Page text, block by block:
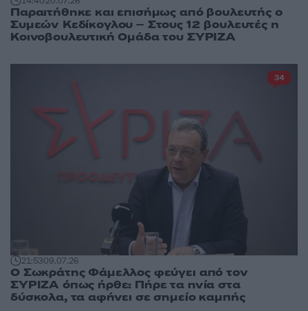
Παραιτήθηκε και επισήμως από βουλευτής ο
Συμεών Κεδίκογλου – Στους 12 βουλευτές η
Κοινοβουλευτική Ομάδα του ΣΥΡΙΖΑ
21:5309.07.26
Ο Σωκράτης Φάμελλος φεύγει από τον
ΣΥΡΙΖΑ όπως ήρθε: Πήρε τα ηνία στα
δύσκολα, τα αφήνει σε σημείο καμπής
34